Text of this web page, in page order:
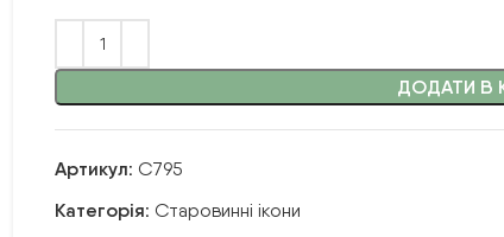
ДОДАТИ В
Артикул: С795
Категорія: Старовинні ікони